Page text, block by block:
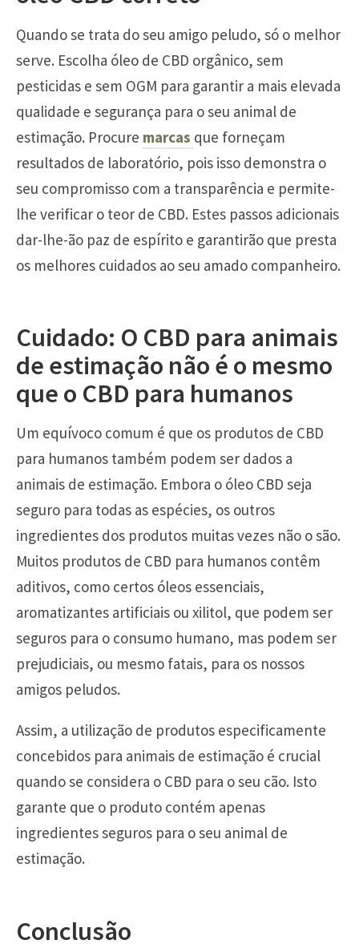
Quando se trata do seu amigo peludo, só o melhor
serve. Escolha óleo de CBD orgânico, sem
pesticidas e sem OGM para garantir a mais elevada
qualidade e segurança para o seu animal de
estimação. Procure marcas que forneçam
resultados de laboratório, pois isso demonstra o
seu compromisso com a transparência e permite-
lhe verificar o teor de CBD. Estes passos adicionais
dar-lhe-ão paz de espírito e garantirão que presta
os melhores cuidados ao seu amado companheiro.
Cuidado: O CBD para animais
de estimação não é o mesmo
que o CBD para humanos
Um equívoco comum é que os produtos de CBD
para humanos também podem ser dados a
animais de estimação. Embora o óleo CBD seja
seguro para todas as espécies, os outros
ingredientes dos produtos muitas vezes não o são.
Muitos produtos de CBD para humanos contêm
aditivos, como certos óleos essenciais,
aromatizantes artificiais ou xilitol, que podem ser
seguros para o consumo humano, mas podem ser
prejudiciais, ou mesmo fatais, para os nossos
amigos peludos.
Assim, a utilização de produtos especificamente
concebidos para animais de estimação é crucial
quando se considera o CBD para o seu cão. Isto
garante que o produto contém apenas
ingredientes seguros para o seu animal de
estimação.
Conclusão